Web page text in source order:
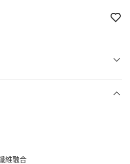
維融合